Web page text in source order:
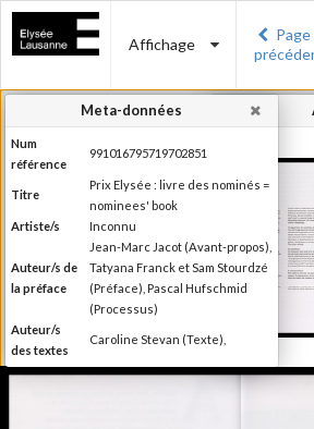
Affichage
Page
Meta-données
Num
référence
991016795719702851
Titre
Prix Elysée : livre des nominés =
nominees' book
Artiste/s
Inconnu
Auteur/s de
la préface
Jean-Marc Jacot (Avant-propos),
Tatyana Franck et Sam Stourdzé
(Préface), Pascal Hufschmid
(Processus)
Auteur/s
des textes
Caroline Stevan (Texte),
Editeur
Musée de l'Elysée